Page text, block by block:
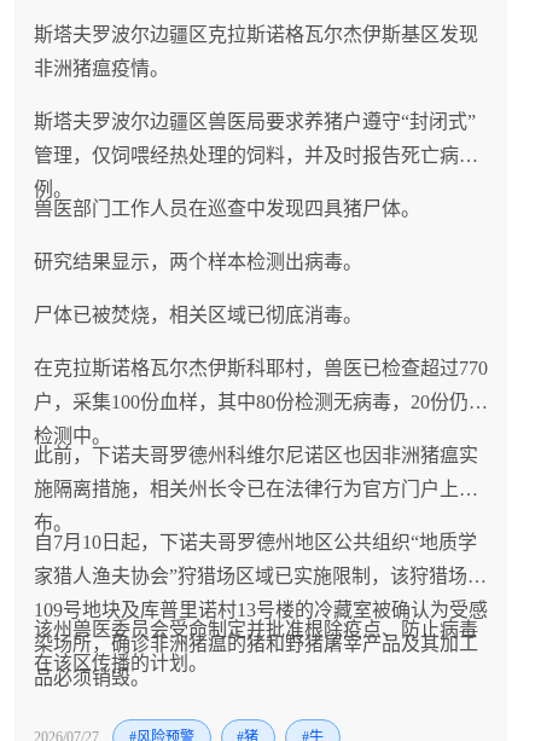
斯塔夫罗波尔边疆区克拉斯诺格瓦尔杰伊斯基区发现
非洲猪瘟疫情。
斯塔夫罗波尔边疆区兽医局要求养猪户遵守“封闭式”
管理，仅饲喂经热处理的饲料，并及时报告死亡病
例。
兽医部门工作人员在巡查中发现四具猪尸体。
研究结果显示，两个样本检测出病毒。
尸体已被焚烧，相关区域已彻底消毒。
在克拉斯诺格瓦尔杰伊斯科耶村，兽医已检查超过770
户，采集100份血样，其中80份检测无病毒，20份仍在
检测中。
此前，下诺夫哥罗德州科维尔尼诺区也因非洲猪瘟实
施隔离措施，相关州长令已在法律行为官方门户上发
布。
自7月10日起，下诺夫哥罗德州地区公共组织“地质学
家猎人渔夫协会”狩猎场区域已实施限制，该狩猎场第
109号地块及库普里诺村13号楼的冷藏室被确认为受感
染场所，确诊非洲猪瘟的猪和野猪屠宰产品及其加工
品必须销毁。
该州兽医委员会受命制定并批准根除疫点、防止病毒
在该区传播的计划。